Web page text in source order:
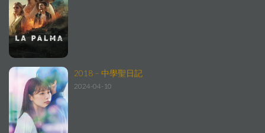
2018 – 中學聖日記
2024-04-10